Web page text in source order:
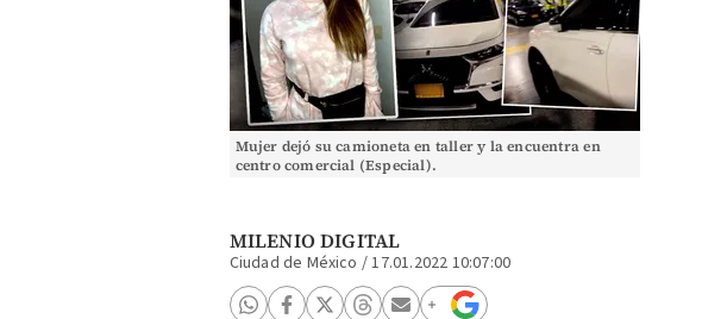
Mujer dejó su camioneta en taller y la encuentra en
centro comercial (Especial).
MILENIO DIGITAL
Ciudad de México /17.01.2022 10:07:00